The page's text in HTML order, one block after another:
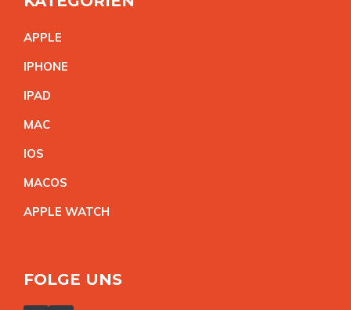
APPLE
IPHONE
IPAD
MAC
IOS
MACOS
APPLE WATCH
FOLGE UNS